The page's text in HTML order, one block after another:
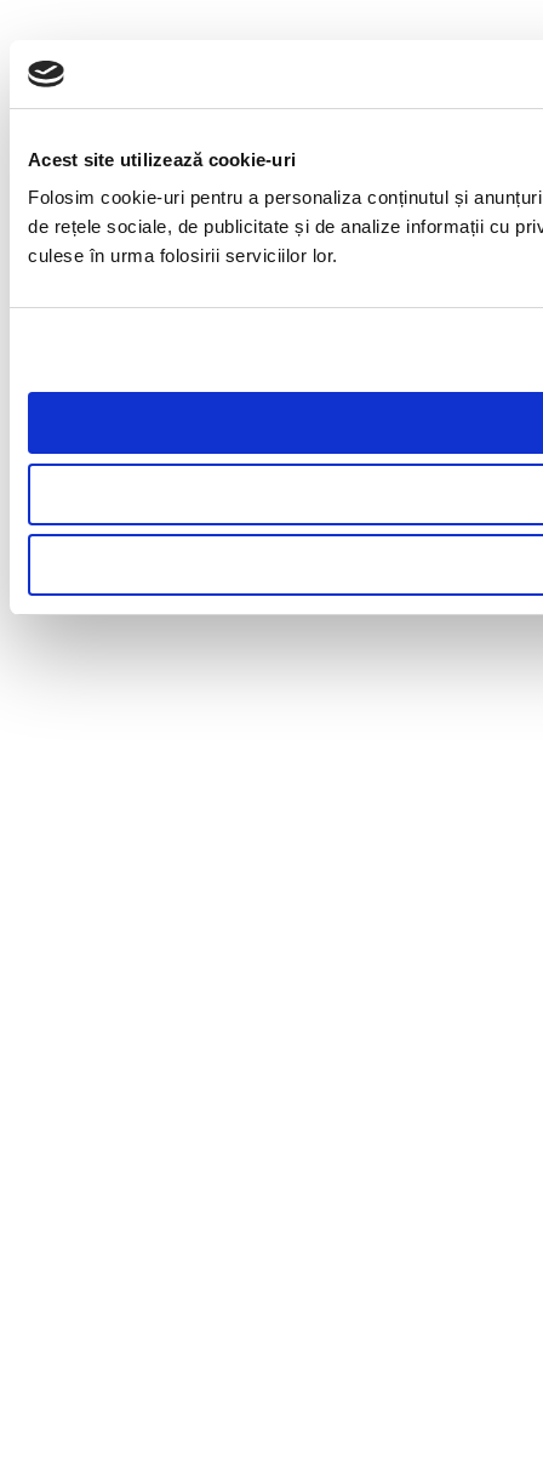
Acest site utilizează cookie-uri
Folosim cookie-uri pentru a personaliza conținutul și
de rețele sociale, de publicitate și de analize informații cu
culese în urma folosirii serviciilor lor.